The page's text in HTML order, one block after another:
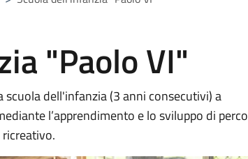
"Paolo VI"
dell'infanzia (3 anni consecutivi) a
l’apprendimento e lo sviluppo di